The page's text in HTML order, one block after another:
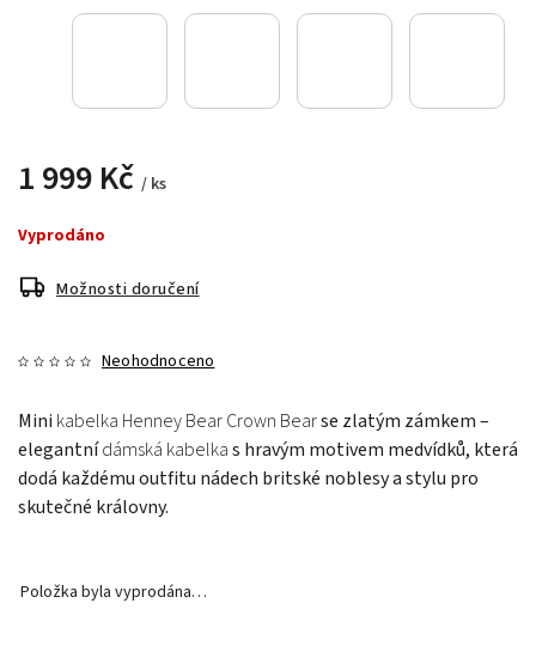
1 999 Kč / ks
Vyprodáno
Možnosti doručení
Neohodnoceno
Mini kabelka Henney Bear Crown Bearse zlatým zámkem –
elegantnídámská kabelkas hravým motivem medvídků, která
dodá každému outfitu nádech britské noblesy a stylu pro
skutečné královny.
Položka byla vyprodána…